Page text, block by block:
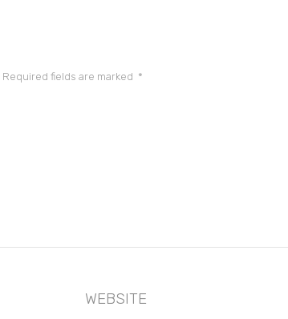
Required fields are marked *
WEBSITE